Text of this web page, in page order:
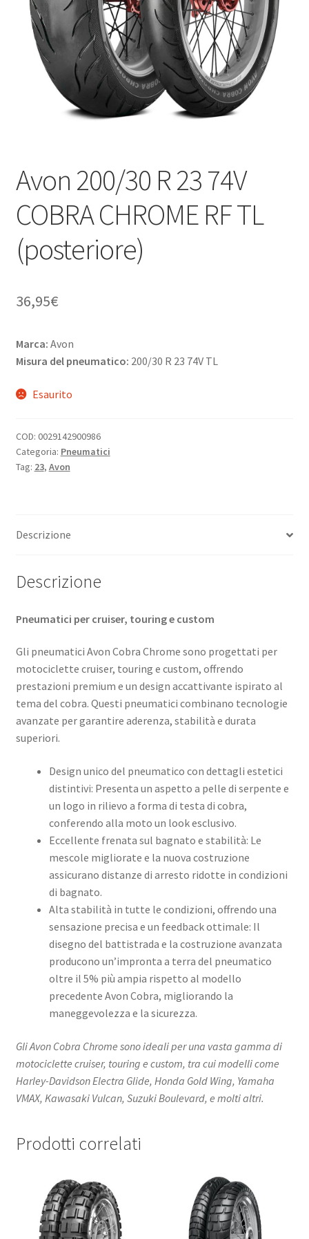
child
Avon 200/30 R 23 74V
COBRA CHROME RF TL
(posteriore)
36,95€
Marca: Avon
Misura del pneumatico: 200/30 R 23 74V TL
Esaurito
COD: 0029142900986
Categoria: Pneumatici
Tag: 23, Avon
Descrizione
Descrizione
Pneumatici per cruiser, touring e custom
Gli pneumatici Avon Cobra Chrome sono progettati per
motociclette cruiser, touring e custom, offrendo
prestazioni premium e un design accattivante ispirato al
tema del cobra. Questi pneumatici combinano tecnologie
avanzate per garantire aderenza, stabilità e durata
superiori.
Design unico del pneumatico con dettagli estetici
distintivi: Presenta un aspetto a pelle di serpente e
un logo in rilievo a forma di testa di cobra,
conferendo alla moto un look esclusivo.
Eccellente frenata sul bagnato e stabilità: Le
mescole migliorate e la nuova costruzione
assicurano distanze di arresto ridotte in condizioni
di bagnato.
Alta stabilità in tutte le condizioni, offrendo una
sensazione precisa e un feedback ottimale: Il
disegno del battistrada e la costruzione avanzata
producono un’impronta a terra del pneumatico
oltre il 5% più ampia rispetto al modello
precedente Avon Cobra, migliorando la
maneggevolezza e la sicurezza.
Gli Avon Cobra Chrome sono ideali per una vasta gamma di
motociclette cruiser, touring e custom, tra cui modelli come
Harley-Davidson Electra Glide, Honda Gold Wing, Yamaha
VMAX, Kawasaki Vulcan, Suzuki Boulevard, e molti altri.
Prodotti correlati